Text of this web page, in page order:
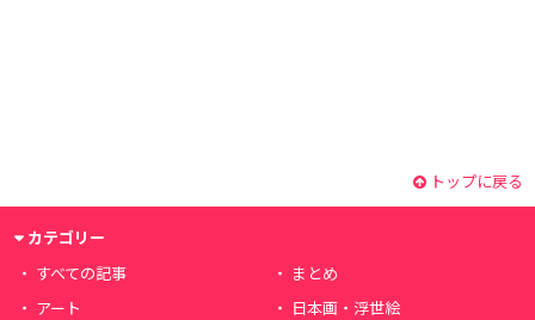
トップに戻る
カテゴリー
すべての記事
まとめ
アート
日本画・浮世絵